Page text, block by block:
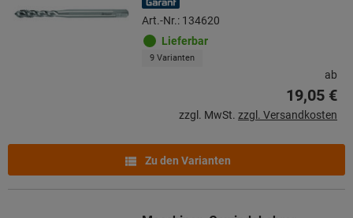
Art.-Nr.: 134620
Lieferbar
9 Varianten
ab
19,05 €
zzgl. MwSt. zzgl. Versandkosten
Zu den Varianten